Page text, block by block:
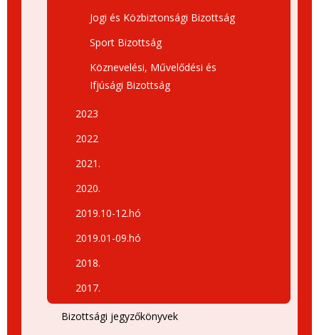
Jogi és Közbiztonsági Bizottság
Sport Bizottság
Köznevelési, Művelődési és
Ifjúsági Bizottság
2023
2022
2021.
2020.
2019.10-12.hó
2019.01-09.hó
2018.
2017.
Bizottsági jegyzőkönyvek